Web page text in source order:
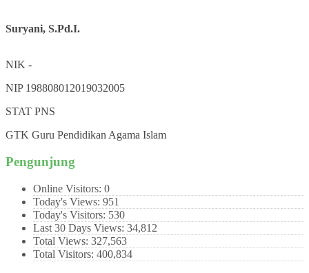
Suryani, S.Pd.I.
NIK -
NIP 198808012019032005
STAT PNS
GTK Guru Pendidikan Agama Islam
Pengunjung
Online Visitors: 0
Today's Views: 951
Today's Visitors: 530
Last 30 Days Views: 34,812
Total Views: 327,563
Total Visitors: 400,834